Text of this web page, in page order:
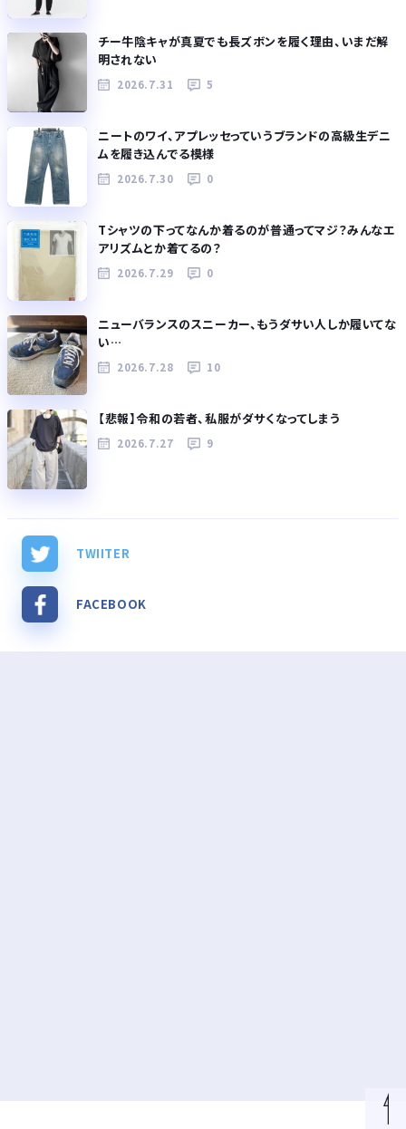
チー牛陰キャが真夏でも長ズボンを履く理由、いまだ解
明されない
2026.7.31 5
ニートのワイ、アプレッセっていうブランドの高級生デニ
ムを履き込んでる模様
2026.7.30 0
Tシャツの下ってなんか着るのが普通ってマジ？みんなエ
アリズムとか着てるの？
2026.7.29 0
ニューバランスのスニーカー、もうダサい人しか履いてな
い…
2026.7.28 10
【悲報】令和の若者、私服がダサくなってしまう
2026.7.27 9
TWIITER
FACEBOOK